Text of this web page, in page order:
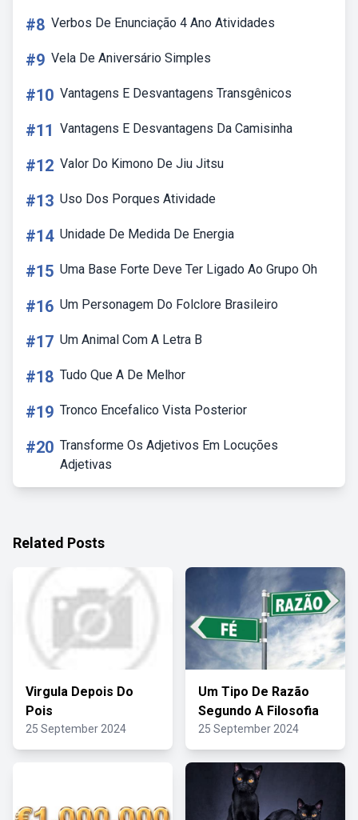
#8 Verbos De Enunciação 4 Ano Atividades
#9 Vela De Aniversário Simples
#10 Vantagens E Desvantagens Transgênicos
#11 Vantagens E Desvantagens Da Camisinha
#12 Valor Do Kimono De Jiu Jitsu
#13 Uso Dos Porques Atividade
#14 Unidade De Medida De Energia
#15 Uma Base Forte Deve Ter Ligado Ao Grupo Oh
#16 Um Personagem Do Folclore Brasileiro
#17 Um Animal Com A Letra B
#18 Tudo Que A De Melhor
#19 Tronco Encefalico Vista Posterior
#20 Transforme Os Adjetivos Em Locuções
Adjetivas
Related Posts
Virgula Depois Do
Pois
25 September 2024
Um Tipo De Razão
Segundo A Filosofia
25 September 2024